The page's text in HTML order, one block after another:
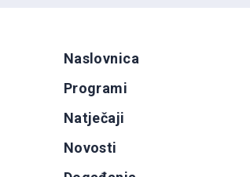
Naslovnica
Programi
Natječaji
Novosti